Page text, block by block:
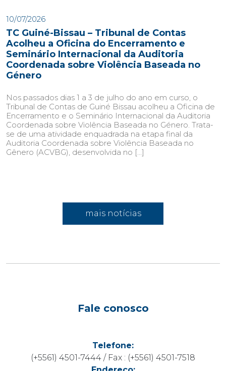
10/07/2026
TC Guiné-Bissau – Tribunal de Contas
Acolheu a Oficina do Encerramento e
Seminário Internacional da Auditoria
Coordenada sobre Violência Baseada no
Género
Nos passados dias 1 a 3 de julho do ano em curso, o
Tribunal de Contas de Guiné Bissau acolheu a Oficina de
Encerramento e o Seminário Internacional da Auditoria
Coordenada sobre Violência Baseada no Género. Trata-
se de uma atividade enquadrada na etapa final da
Auditoria Coordenada sobre Violência Baseada no
Gênero (ACVBG), desenvolvida no […]
mais notícias
Fale conosco
Telefone:
(+5561) 4501-7444 / Fax : (+5561) 4501-7518